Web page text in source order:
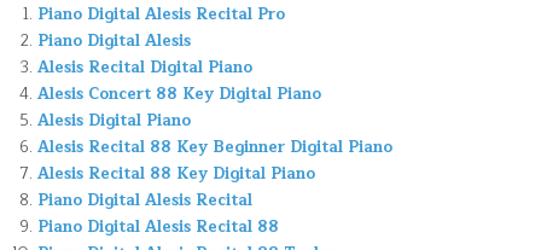
Piano Digital Alesis Recital Pro
Piano Digital Alesis
Alesis Recital Digital Piano
Alesis Concert 88 Key Digital Piano
Alesis Digital Piano
Alesis Recital 88 Key Beginner Digital Piano
Alesis Recital 88 Key Digital Piano
Piano Digital Alesis Recital
Piano Digital Alesis Recital 88